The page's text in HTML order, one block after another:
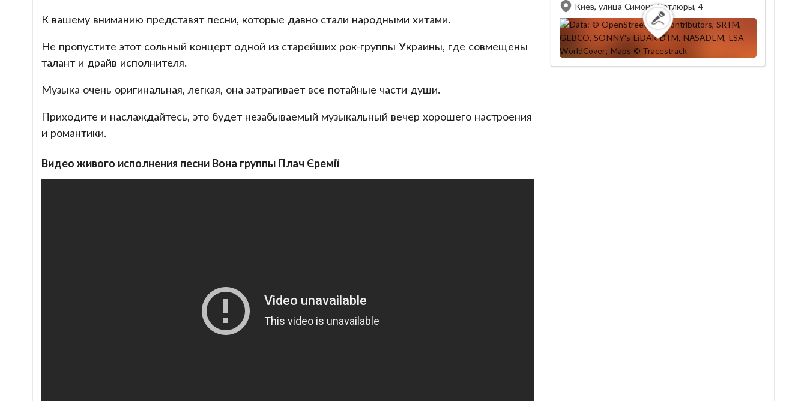
К вашему вниманию представят песни, которые давно стали народными хитами.
Не пропустите этот сольный концерт одной из старейших рок-группы Украины, где совмещены
талант и драйв исполнителя.
Музыка очень оригинальная, легкая, она затрагивает все потайные части души.
Приходите и наслаждайтесь, это будет незабываемый музыкальный вечер хорошего настроения
и романтики.
Видео живого исполнения песни Вона группы Плач Єремії
Киев, улица Симона Петлюры, 4